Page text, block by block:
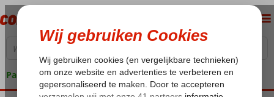
Pakketgarantie